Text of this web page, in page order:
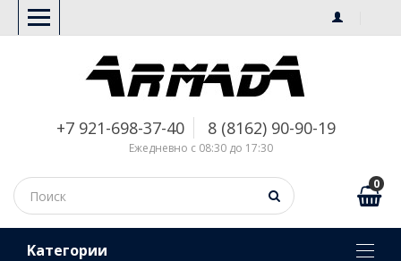
+7 921-698-37-40 8 (8162) 90-90-19
Ежедневно с 08:30 до 17:30
0
Kатегории